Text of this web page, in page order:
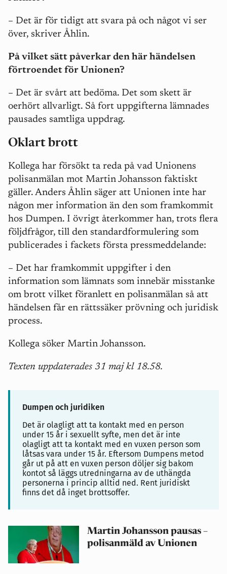
– Det är för tidigt att svara på och något vi ser
över, skriver Åhlin.
På vilket sätt påverkar den här händelsen
förtroendet för Unionen?
– Det är svårt att bedöma. Det som skett är
oerhört allvarligt. Så fort uppgifterna lämnades
pausades samtliga uppdrag.
Oklart brott
Kollega har försökt ta reda på vad Unionens
polisanmälan mot Martin Johansson faktiskt
gäller. Anders Åhlin säger att Unionen inte har
någon mer information än den som framkommit
hos Dumpen. I övrigt återkommer han, trots flera
följdfrågor, till den standardformulering som
publicerades i fackets första pressmeddelande:
– Det har framkommit uppgifter i den
information som lämnats som innebär misstanke
om brott vilket föranlett en polisanmälan så att
händelsen får en rättssäker prövning och juridisk
process.
Kollega söker Martin Johansson.
Texten uppdaterades 31 maj kl 18.58.
Dumpen och juridiken
Det är olagligt att ta kontakt med en person
under 15 år i sexuellt syfte, men det är inte
olagligt att ta kontakt med en vuxen person som
låtsas vara under 15 år. Eftersom Dumpens metod
går ut på att en vuxen person döljer sig bakom
kontot så läggs utredningarna av de uthängda
personerna i princip alltid ned. Rent juridiskt
finns det då inget brottsoffer.
Martin Johansson pausas –
polisanmäld av Unionen